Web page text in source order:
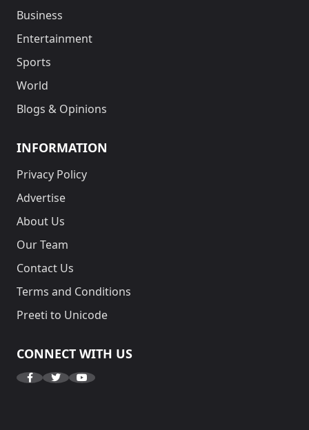
Business
Entertainment
Sports
World
Blogs & Opinions
INFORMATION
Privacy Policy
Advertise
About Us
Our Team
Contact Us
Terms and Conditions
Preeti to Unicode
CONNECT WITH US